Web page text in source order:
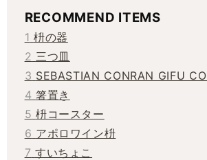
RECOMMEND ITEMS
1 枡の器
2 三つ皿
3 SEBASTIAN CONRAN GIFU
4 箸置き
5 枡コースター
6 アポロワイン枡
7 すいちょこ